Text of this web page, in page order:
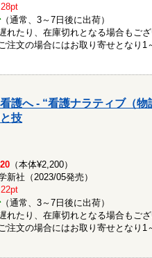
28pt
（通常、3～7日後に出荷）
れたり、在庫切れとなる場合もござ
注文の場合にはお取り寄せとなり1
護へ - “看護ナラティブ（物
技
（本体¥2,200）
新社（2023/05発売）
22pt
（通常、3～7日後に出荷）
れたり、在庫切れとなる場合もござ
注文の場合にはお取り寄せとなり1